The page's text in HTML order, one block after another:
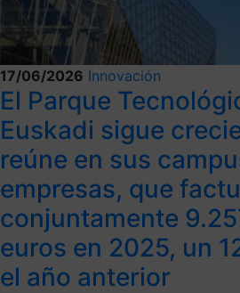
17/06/2026 Innovación
El Parque
Euskadi sigue
reúne en sus
empresas, que
conjuntamente
euros en 2025, un
el año anterior